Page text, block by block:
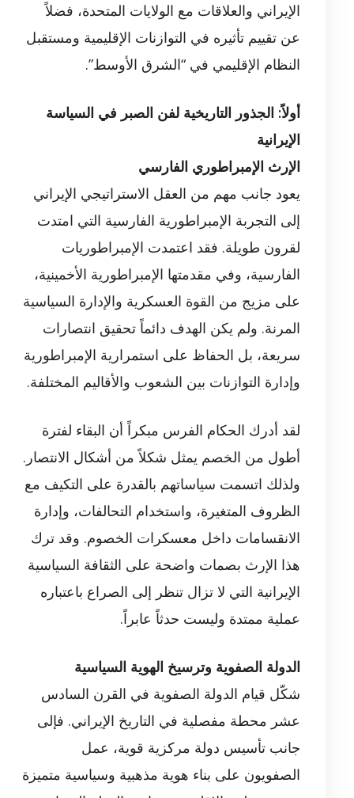
الإيراني والعلاقات مع الولايات المتحدة، فضلاً
عن تقييم تأثيره في التوازنات الإقليمية ومستقبل
النظام الإقليمي في “الشرق الأوسط”.
أولاً: الجذور التاريخية لفن الصبر في السياسة
الإيرانية
الإرث الإمبراطوري الفارسي
يعود جانب مهم من العقل الاستراتيجي الإيراني
إلى التجربة الإمبراطورية الفارسية التي امتدت
لقرون طويلة. فقد اعتمدت الإمبراطوريات
الفارسية، وفي مقدمتها الإمبراطورية الأخمينية،
على مزيج من القوة العسكرية والإدارة السياسية
المرنة. ولم يكن الهدف دائماً تحقيق انتصارات
سريعة، بل الحفاظ على استمرارية الإمبراطورية
وإدارة التوازنات بين الشعوب والأقاليم المختلفة.
لقد أدرك الحكام الفرس مبكراً أن البقاء لفترة
أطول من الخصم يمثل شكلاً من أشكال الانتصار.
ولذلك اتسمت سياساتهم بالقدرة على التكيف مع
الظروف المتغيرة، واستخدام التحالفات، وإدارة
الانقسامات داخل معسكرات الخصوم. وقد ترك
هذا الإرث بصمات واضحة على الثقافة السياسية
الإيرانية التي لا تزال تنظر إلى الصراع باعتباره
عملية ممتدة وليست حدثاً عابراً.
الدولة الصفوية وترسيخ الهوية السياسية
شكّل قيام الدولة الصفوية في القرن السادس
عشر محطة مفصلية في التاريخ الإيراني. فإلى
جانب تأسيس دولة مركزية قوية، عمل
الصفويون على بناء هوية مذهبية وسياسية متميزة